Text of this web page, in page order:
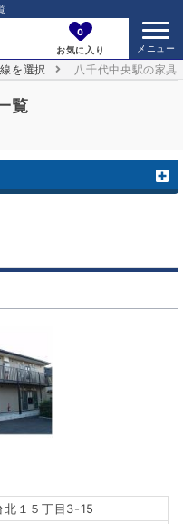
0
お気に入り
を選択 八千代中央駅の家具
覧
北１５丁目3-15